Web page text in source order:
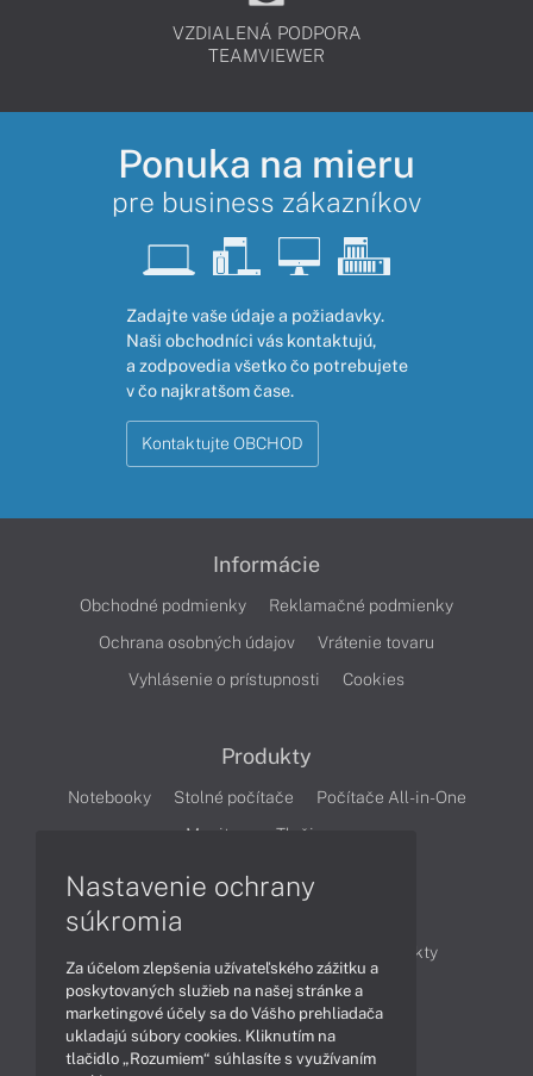
VZDIALENÁ PODPORA
TEAMVIEWER
Ponuka na mieru
pre business zákazníkov
Zadajte vaše údaje a požiadavky.
Naši obchodníci vás kontaktujú,
a zodpovedia všetko čo potrebujete
v čo najkratšom čase.
Kontaktujte OBCHOD
Informácie
Obchodné podmienky
Reklamačné podmienky
Ochrana osobných údajov
Vrátenie tovaru
Vyhlásenie o prístupnosti
Cookies
Produkty
Notebooky Stolné počítače
Počítače All-in-One
Monitory
Tlačiarne
Produkty
Technológie
Videá
Obsah
Nastavenie ochrany
súkromia
Za účelom zlepšenia užívateľského zážitku a
poskytovaných služieb na našej stránke a
marketingové účely sa do Vášho prehliadača
ukladajú súbory cookies. Kliknutím na
tlačidlo „Rozumiem“ súhlasíte s využívaním